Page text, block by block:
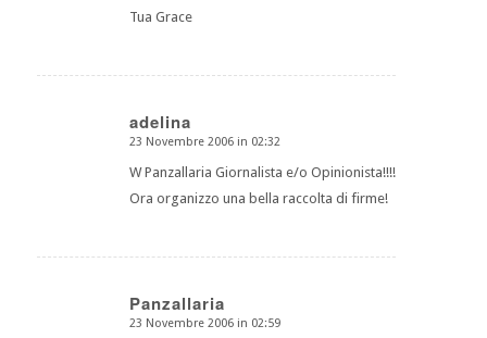
Tua Grace
adelina
dice:
23 Novembre 2006 in 02:32
W Panzallaria Giornalista e/o Opinionista!!!!
Ora organizzo una bella raccolta di firme!
Panzallaria
dice:
23 Novembre 2006 in 02:59